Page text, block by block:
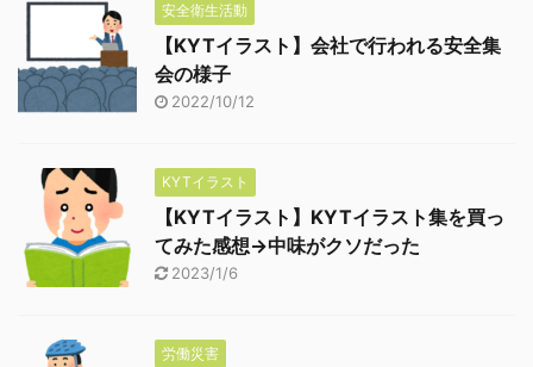
安全衛生活動
【KYTイラスト】会社で行われる安全集
会の様子
2022/10/12
KYTイラスト
【KYTイラスト】KYTイラスト集を買っ
てみた感想→中味がクソだった
2023/1/6
労働災害